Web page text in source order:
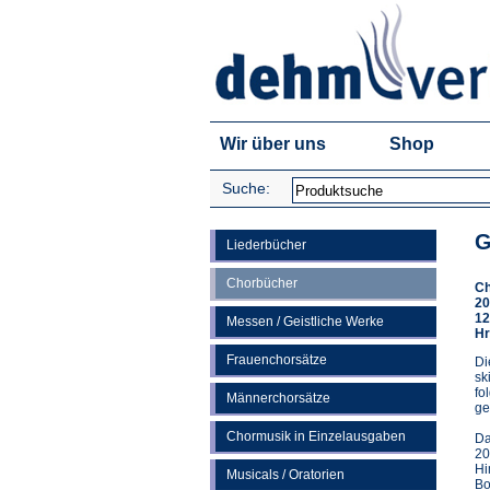
Wir über uns Shop
Suche:
Liederbücher
Chorbücher
Messen / Geistliche Werke
Frauenchorsätze
Männerchorsätze
Chormusik in Einzelausgaben
Musicals / Oratorien